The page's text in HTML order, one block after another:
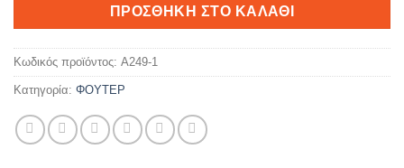
ΠΡΟΣΘΉΚΗ ΣΤΟ ΚΑΛΆΘΙ
Κωδικός προϊόντος: A249-1
Κατηγορία: ΦΟΥΤΕΡ